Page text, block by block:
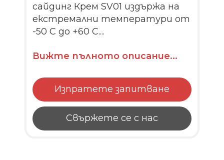
сайдинг Крем SV01 издържа на
екстремални температури от
-50 C до +60 C....
Вижте пълното описание...
Изпратете запитване
Свържете се с нас